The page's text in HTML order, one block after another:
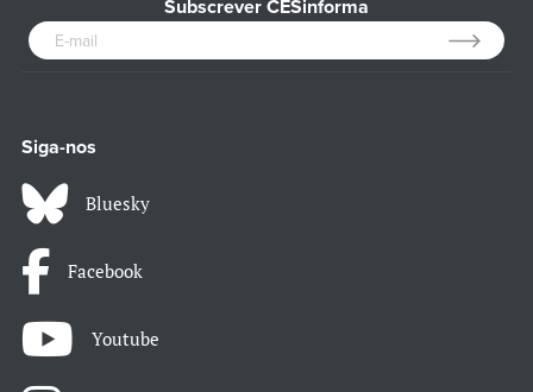
Subscrever CESinforma
Siga-nos
Bluesky
Facebook
Youtube